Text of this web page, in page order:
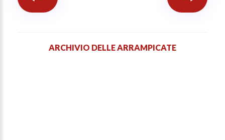
ARCHIVIO DELLE ARRAMPICATE